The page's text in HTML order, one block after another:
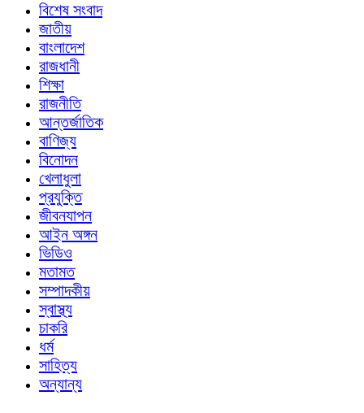
বিশেষ সংবাদ
জাতীয়
বাংলাদেশ
রাজধানী
শিক্ষা
রাজনীতি
আন্তর্জাতিক
বাণিজ্য
বিনোদন
খেলাধুলা
প্রযুক্তি
জীবনযাপন
আইন অঙ্গন
ভিডিও
মতামত
সম্পাদকীয়
স্বাস্থ্য
চাকরি
ধর্ম
সাহিত্য
অন্যান্য